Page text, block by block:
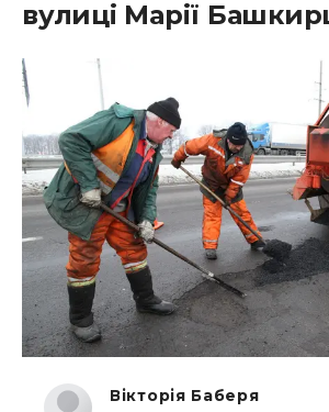
вулиці Марії
Вікторія Баберя